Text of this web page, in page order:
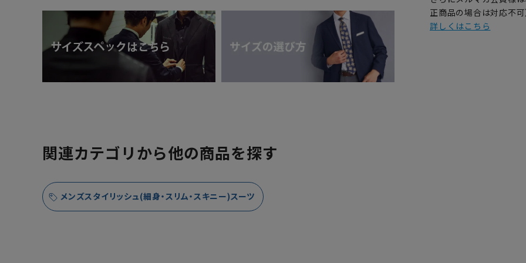
正商品の場合は対応不
詳しくはこちら
関連カテゴリから他の商品を探す
メンズスタイリッシュ(細身・スリム・スキニー)スーツ